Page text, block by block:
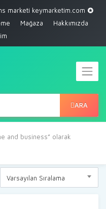
marketi keymarketim.com
Mağaza
Hakkımızda
ARA
and business” olarak
Varsayılan Sıralama